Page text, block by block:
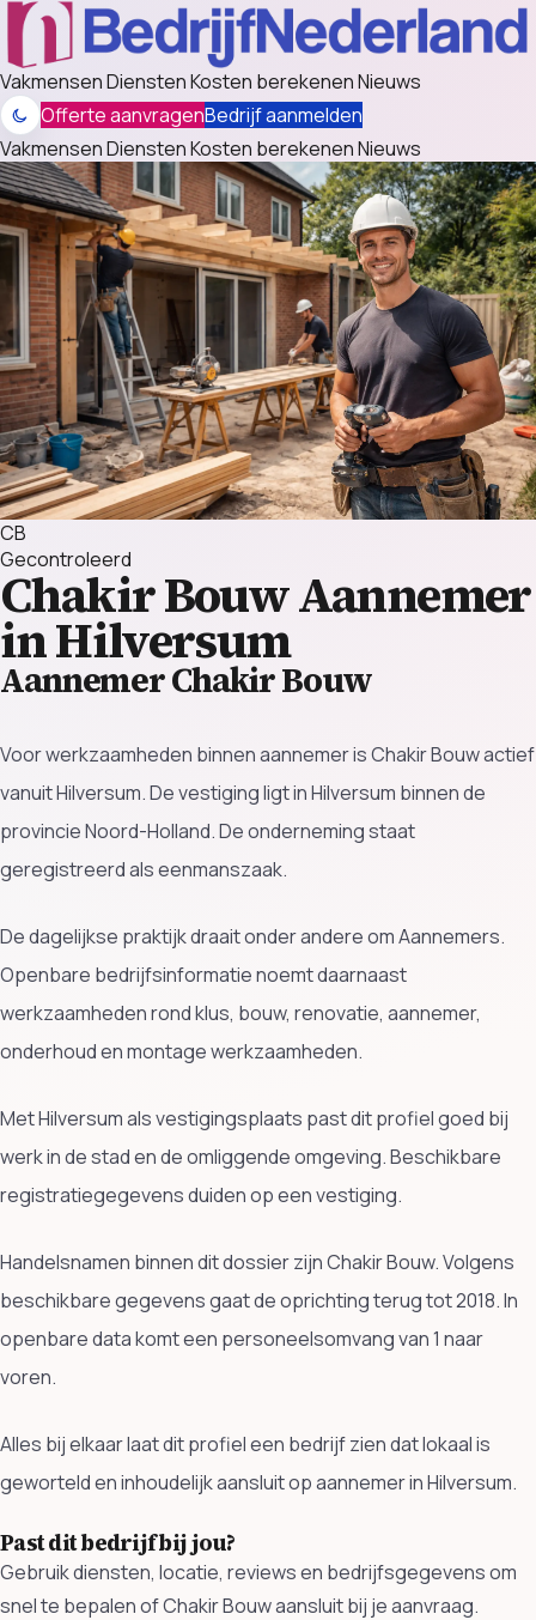
VakmensenDienstenKosten berekenenNieuws
Offerte aanvragenBedrijf aanmelden
VakmensenDienstenKosten berekenenNieuws
CB
Gecontroleerd
Chakir BouwAannemer
in Hilversum
Aannemer Chakir Bouw
Voor werkzaamheden binnen aannemer is Chakir Bouw actief
vanuit Hilversum. De vestiging ligt in Hilversum binnen de
provincie Noord-Holland. De onderneming staat
geregistreerd als eenmanszaak.
De dagelijkse praktijk draait onder andere om Aannemers.
Openbare bedrijfsinformatie noemt daarnaast
werkzaamheden rond klus, bouw, renovatie, aannemer,
onderhoud en montage werkzaamheden.
Met Hilversum als vestigingsplaats past dit profiel goed bij
werk in de stad en de omliggende omgeving. Beschikbare
registratiegegevens duiden op een vestiging.
Handelsnamen binnen dit dossier zijn Chakir Bouw. Volgens
beschikbare gegevens gaat de oprichting terug tot 2018. In
openbare data komt een personeelsomvang van 1 naar
voren.
Alles bij elkaar laat dit profiel een bedrijf zien dat lokaal is
geworteld en inhoudelijk aansluit op aannemer in Hilversum.
Past dit bedrijf bij jou?
Gebruik diensten, locatie, reviews en bedrijfsgegevens om
snel te bepalen of Chakir Bouw aansluit bij je aanvraag.